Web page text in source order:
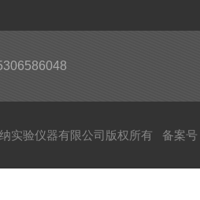
实验仪器有限公司版权所有 备案号